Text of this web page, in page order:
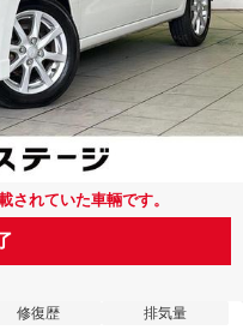
されていた車輛です。
修復歴 排気量